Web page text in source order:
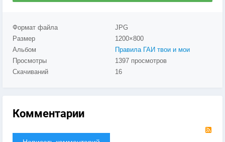
Формат файла
JPG
Размер
1200×800
Альбом
Правила ГАИ твои и мои
Просмотры
1397 просмотров
Скачиваний
16
Комментарии